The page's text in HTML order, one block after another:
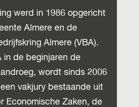
werd in 1986 opgericht
Almere en de
Almere (VBA).
in de beginjaren de
wordt sinds 2006
vakjury bestaande uit
Economische Zaken, de